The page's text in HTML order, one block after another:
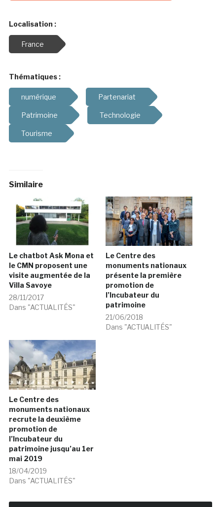
Localisation :
France
Thématiques :
numérique Partenariat
Patrimoine Technologie
Tourisme
Similaire
Le chatbot Ask Mona et
le CMN proposent une
visite augmentée de la
Villa Savoye
28/11/2017
Dans "ACTUALITÉS"
Le Centre des
monuments nationaux
présente la première
promotion de
l’Incubateur du
patrimoine
21/06/2018
Dans "ACTUALITÉS"
Le Centre des
monuments nationaux
recrute la deuxième
promotion de
l’Incubateur du
patrimoine jusqu’au 1er
mai 2019
18/04/2019
Dans "ACTUALITÉS"